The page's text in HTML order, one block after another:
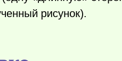
рисунок).